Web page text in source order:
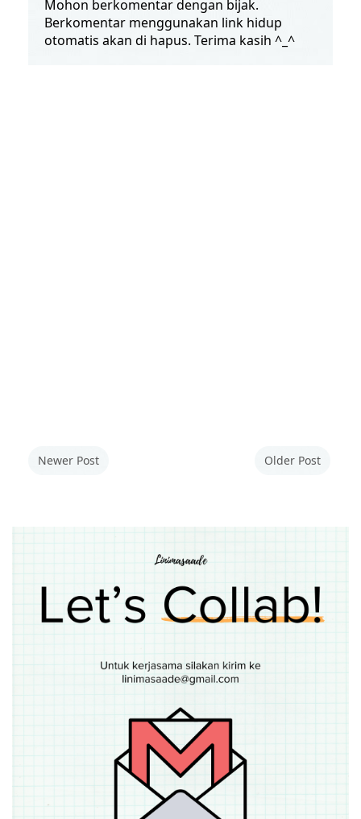
Mohon berkomentar dengan bijak.
Berkomentar menggunakan link hidup
otomatis akan di hapus. Terima kasih ^_^
Newer Post Older Post